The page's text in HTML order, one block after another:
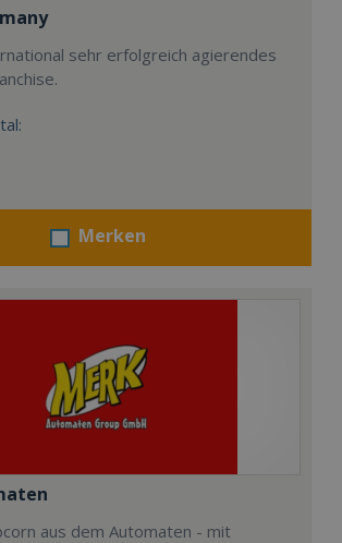
sehr erfolgreich agierendes
Merken
aus dem Automaten - mit